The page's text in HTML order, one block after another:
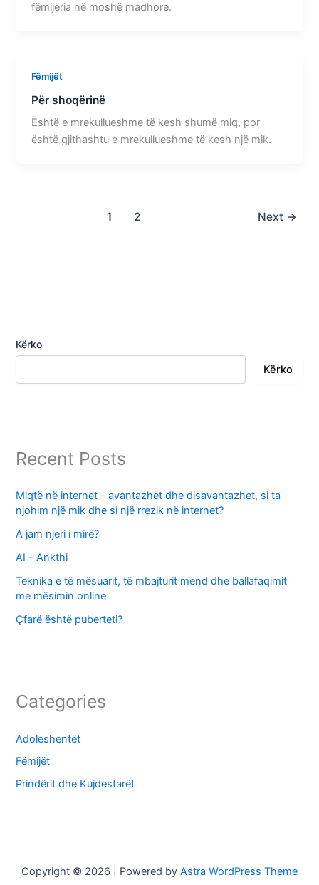
fëmijëria në moshë madhore.
Fëmijët
Për shoqërinë
Është e mrekullueshme të kesh shumë miq, por
është gjithashtu e mrekullueshme të kesh një mik.
1 2 Next →
Kërko
Kërko
Recent Posts
Miqtë në internet – avantazhet dhe disavantazhet, si ta
njohim një mik dhe si një rrezik në internet?
A jam njeri i mirë?
AI – Ankthi
Teknika e të mësuarit, të mbajturit mend dhe ballafaqimit
me mësimin online
Çfarë është puberteti?
Categories
Adoleshentët
Fëmijët
Prindërit dhe Kujdestarët
Copyright © 2026 | Powered by Astra WordPress Theme